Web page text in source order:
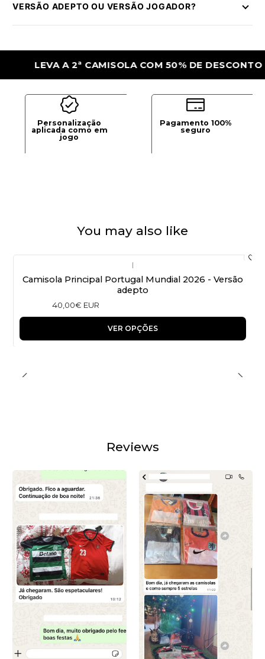
VERSÃO ADEPTO OU VERSÃO JOGADOR?
LEVA A 2ª CAMISOLA COM 50% DE DESCONTO
Personalização
aplicada como em
jogo
Pagamento 100%
seguro
You may also like
|
Camisola Principal Portugal Mundial 2026 - Versão
adepto
40,00€ EUR
VER OPÇÕES
Reviews